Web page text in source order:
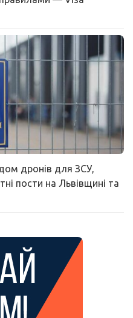
дронів для ЗСУ,
пости на Львівщині та